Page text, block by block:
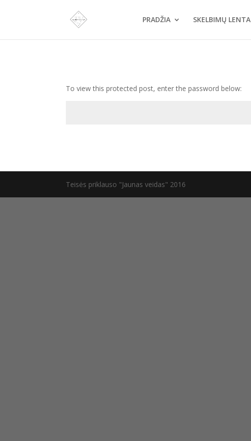
PRADŽIA SKELBIMŲ LENTA
To view this protected post, enter the password below:
Teisės priklauso "Jaunas veidas" 2016